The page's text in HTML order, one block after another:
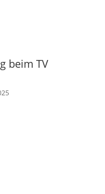
beim TV